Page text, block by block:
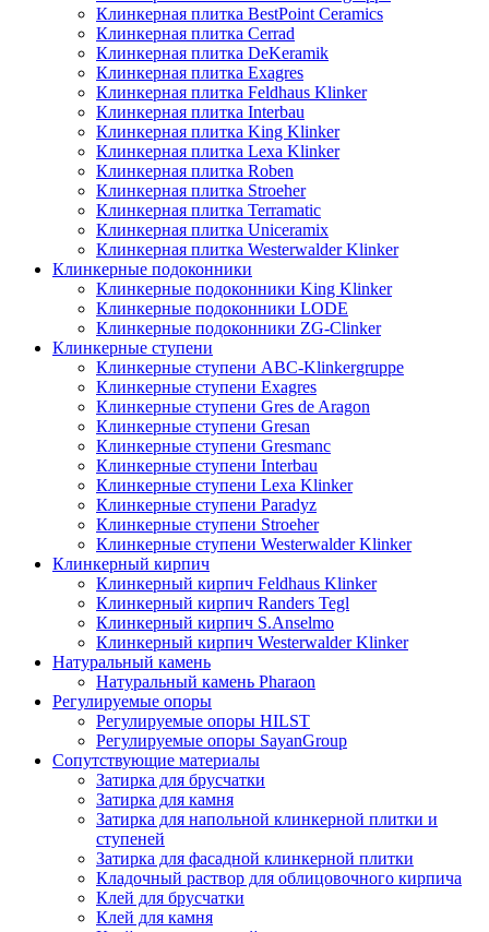
Клинкерная плитка BestPoint Ceramics
Клинкерная плитка Cerrad
Клинкерная плитка DeKeramik
Клинкерная плитка Exagres
Клинкерная плитка Feldhaus Klinker
Клинкерная плитка Interbau
Клинкерная плитка King Klinker
Клинкерная плитка Lexa Klinker
Клинкерная плитка Roben
Клинкерная плитка Stroeher
Клинкерная плитка Terramatic
Клинкерная плитка Uniceramix
Клинкерная плитка Westerwalder Klinker
Клинкерные подоконники
Клинкерные подоконники King Klinker
Клинкерные подоконники LODE
Клинкерные подоконники ZG-Clinker
Клинкерные ступени
Клинкерные ступени ABC-Klinkergruppe
Клинкерные ступени Exagres
Клинкерные ступени Gres de Aragon
Клинкерные ступени Gresan
Клинкерные ступени Gresmanc
Клинкерные ступени Interbau
Клинкерные ступени Lexa Klinker
Клинкерные ступени Paradyz
Клинкерные ступени Stroeher
Клинкерные ступени Westerwalder Klinker
Клинкерный кирпич
Клинкерный кирпич Feldhaus Klinker
Клинкерный кирпич Randers Tegl
Клинкерный кирпич S.Anselmo
Клинкерный кирпич Westerwalder Klinker
Натуральный камень
Натуральный камень Pharaon
Регулируемые опоры
Регулируемые опоры HILST
Регулируемые опоры SayanGroup
Сопутствующие материалы
Затирка для брусчатки
Затирка для камня
Затирка для напольной клинкерной плитки и
ступеней
Затирка для фасадной клинкерной плитки
Кладочный раствор для облицовочного кирпича
Клей для брусчатки
Клей для камня